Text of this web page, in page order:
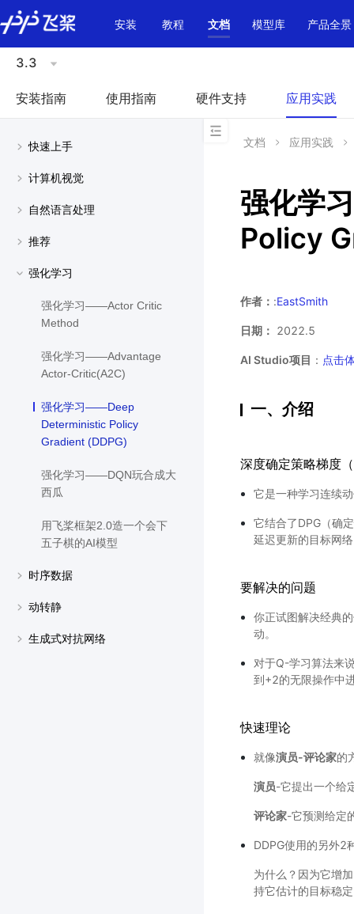
\u200E
安装
教程 文档 模型库 产品全景
3.3
安装指南 使用指南 硬件支持 应用实践
快速上手
计算机视觉
自然语言处理
推荐
强化学习
强化学习——Actor Critic
Method
强化学习——Advantage
Actor-Critic(A2C)
强化学习——Deep
Deterministic Policy
Gradient (DDPG)
强化学习——DQN玩合成大
西瓜
用飞桨框架2.0造一个会下
五子棋的AI模型
时序数据
动转静
生成式对抗网络
文档 应用实践
强化学
Policy
作者： :EastSmith
日期： 2022.5
AI Studio项目 ： 点击
一、介绍
深度确定策略梯度
它是一种学习连续
它结合了DPG（确
延迟更新的目标网
要解决的问题
你正试图解决经典
动。
对于Q-学习算法来
到+2的无限操作中
快速理论
就像演员-评论家的
演员-它提出一个给
评论家-它预测给定
DDPG使用的另外2
为什么？因为它增
持它估计的目标稳